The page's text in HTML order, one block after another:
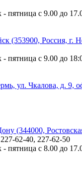
пятница с 9.00 до
(353900, Россия, г.
пятница с 9.00 до
ул. Чкалова, д. 9,
(344000,
62-40, 227-62-50
пятница с 8.00 до